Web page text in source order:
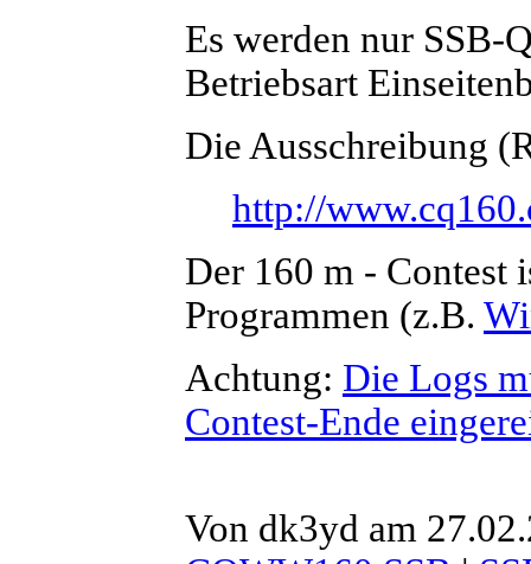
Es werden nur SSB-
Betriebsart
Die Ausschreibung
http://
Der 160 m - Contest
Programmen (z.B.
Achtung: Die Logs
Contest-Ende
Von dk3yd am